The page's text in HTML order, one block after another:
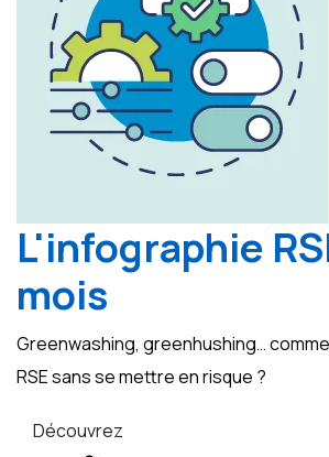
L'infographie
mois
Greenwashing, greenhushing…
RSE sans se mettre en risque ?
Découvrez